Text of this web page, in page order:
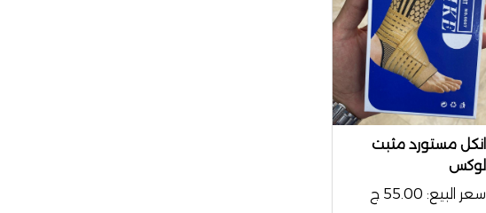
انكل مستورد مثبت
لوكس
سعر البيع: 55.00 ج